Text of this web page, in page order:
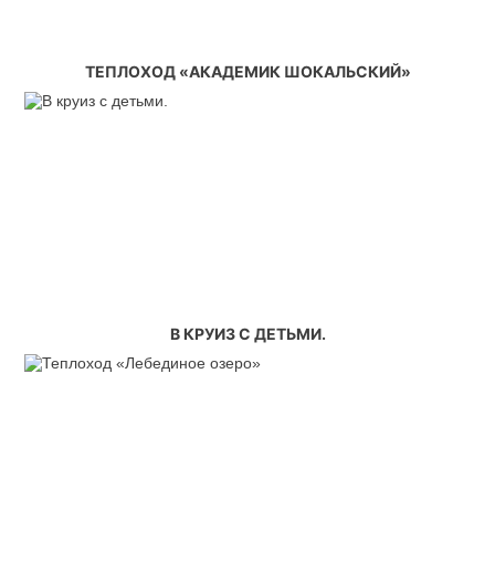
ТЕПЛОХОД «АКАДЕМИК ШОКАЛЬСКИЙ»
В КРУИЗ С ДЕТЬМИ.